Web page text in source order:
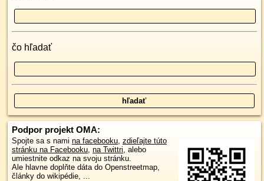
čo hľadať
Podpor projekt OMA:
Spojte sa s nami na facebooku, zdieľajte túto
stránku na Facebooku, na Twittri, alebo
umiestnite odkaz na svoju stránku.
Ale hlavne doplňte dáta do Openstreetmap,
články do wikipédie, ...